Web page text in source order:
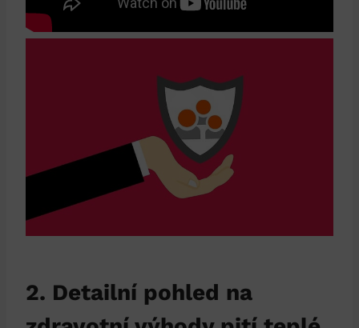
2. Detailní pohled na